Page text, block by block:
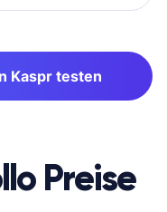
Kaspr testen
Preise